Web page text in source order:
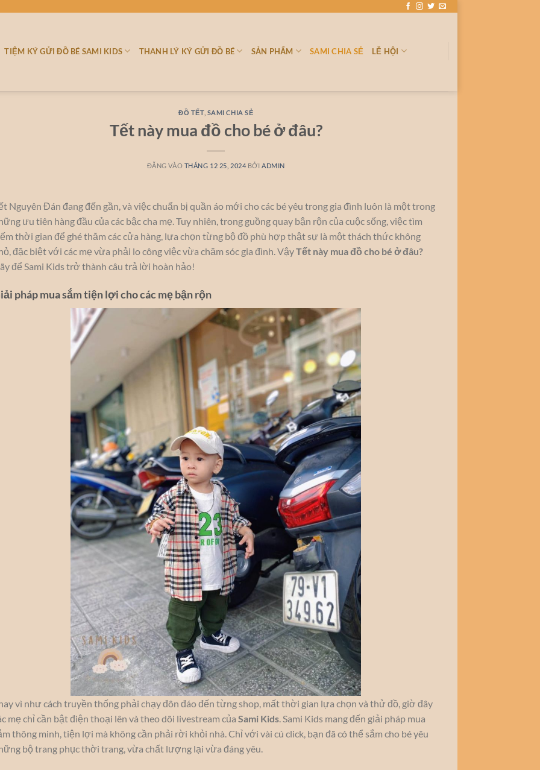
TIỆM KÝ GỬI ĐỒ BÉ SAMI KIDS THANH LÝ KÝ GỬI ĐỒ BÉ SẢN PHẨM SAMI CHIA SẺ LỄ HỘI
ĐỒ TẾT, SAMI CHIA SẺ
Tết này mua đồ cho bé ở đâu?
ĐĂNG VÀO THÁNG 12 25, 2024 BỞI ADMIN
Nguyên Đán đang đến gần, và việc chuẩn bị quần áo mới cho các bé yêu trong gia đình luôn là một trong
ưu tiên hàng đầu của các bậc cha mẹ. Tuy nhiên, trong guồng quay bận rộn của cuộc sống, việc tìm
thời gian để ghé thăm các cửa hàng, lựa chọn từng bộ đồ phù hợp thật sự là một thách thức không
đặc biệt với các mẹ vừa phải lo công việc vừa chăm sóc gia đình. VậyTết này mua đồ cho bé ở đâu?
để Sami Kids trở thành câu trả lời hoàn hảo!
pháp mua sắm tiện lợi cho các mẹ bận rộn
vì như cách truyền thống phải chạy đôn đáo đến từng shop, mất thời gian lựa chọn và thử đồ, giờ đây
mẹ chỉ cần bật điện thoại lên và theo dõi livestream của Sami Kids. Sami Kids mang đến giải pháp mua
thông minh, tiện lợi mà không cần phải rời khỏi nhà. Chỉ với vài cú click, bạn đã có thể sắm cho bé yêu
bộ trang phục thời trang, vừa chất lượng lại vừa đáng yêu.